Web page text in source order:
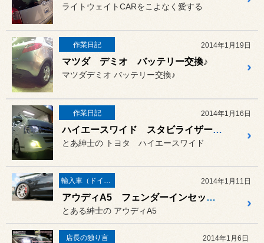
ライトウェイトCARをこよなく愛する
作業日記 2014年1月19日
マツダ デミオ バッテリー交換♪
マツダデミオ バッテリー交換♪
作業日記 2014年1月16日
ハイエースワイド スタビライザー取付♪
とあ紳士の トヨタ ハイエースワイド
輸入車（ドイツ車）の作業 2014年1月11日
アウディA5 フェンダーインセット取付♪
とある紳士の アウディA5
店長の独り言 2014年1月6日